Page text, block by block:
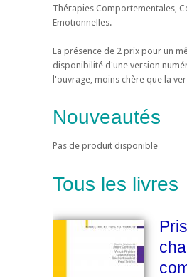
Thérapies Comportementales,
Emotionnelles.
La présence de 2 prix pour un
disponibilité d'une version
l'ouvrage, moins chère que la
Nouveautés
Pas de produit disponible
Tous les livres